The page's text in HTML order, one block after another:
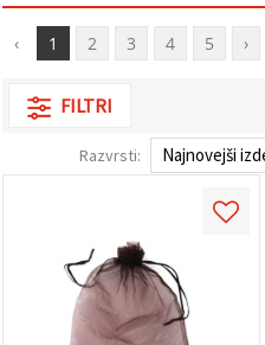
promet in
prikazujemo
vsebine in
oglase, tudi
‹ 1 2 3 4 5 ›
FILTRI
Razvrsti: